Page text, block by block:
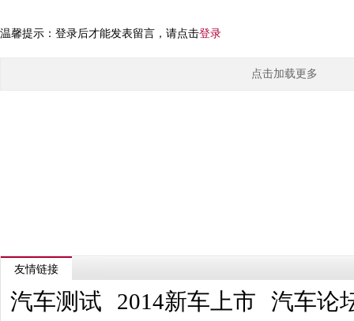
温馨提示：登录后才能发表留言，请点击登录
点击加载更多
友情链接
汽车测试 2014新车上市
汽车论